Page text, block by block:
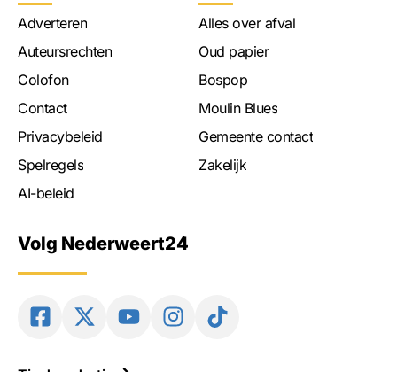
Adverteren
Auteursrechten
Colofon
Contact
Privacybeleid
Spelregels
AI-beleid
Alles over afval
Oud papier
Bospop
Moulin Blues
Gemeente contact
Zakelijk
Volg Nederweert24